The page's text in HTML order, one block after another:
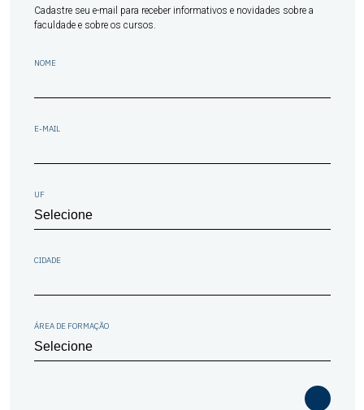
Cadastre seu e-mail para receber informativos e novidades sobre a
faculdade e sobre os cursos.
NOME
E-MAIL
UF
CIDADE
ÁREA DE FORMAÇÃO